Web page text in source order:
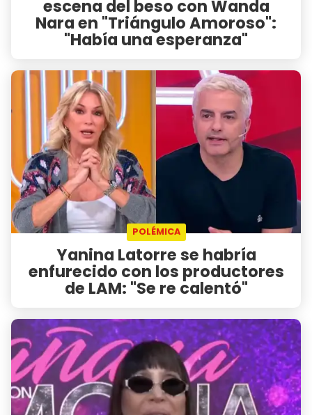
escena del beso con Wanda
Nara en "Triángulo Amoroso":
"Había una esperanza"
POLÉMICA
Yanina Latorre se habría
enfurecido con los productores
de LAM: "Se re calentó"